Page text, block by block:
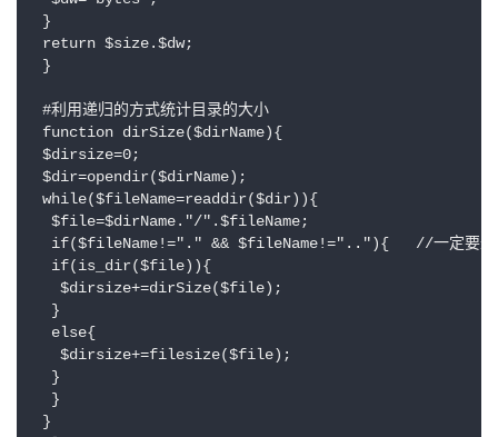
}
return $size.$dw;
}
#利用递归的方式统计目录的大小
function dirSize($dirName){
$dirsize=0;
$dir=opendir($dirName);
while($fileName=readdir($dir)){
  $file=$dirName."/".$fileName;
if($fileName!="." && $fileName!=".."){   //一定要进
  if(is_dir($file)){
   $dirsize+=dirSize($file);
  }
  else{
   $dirsize+=filesize($file);
  }
  }
}